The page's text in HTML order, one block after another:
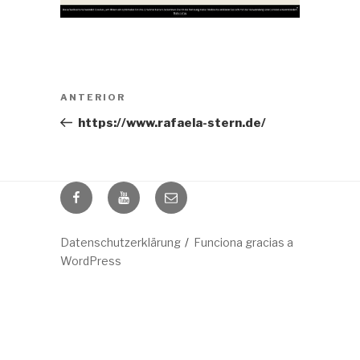
entradas
Entrada
anterior:
ANTERIOR
https://www.rafaela-stern.de/
facebookyoutubemail
Datenschutzerklärung
Funciona gracias a
WordPress